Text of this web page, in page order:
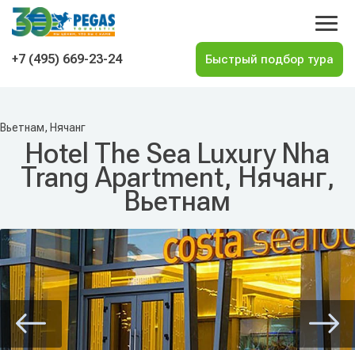
На главную
+7 (495) 669-23-24
Вьетнам, Нячанг
Hotel The Sea Luxury Nha
Trang Apartment, Нячанг,
Вьетнам